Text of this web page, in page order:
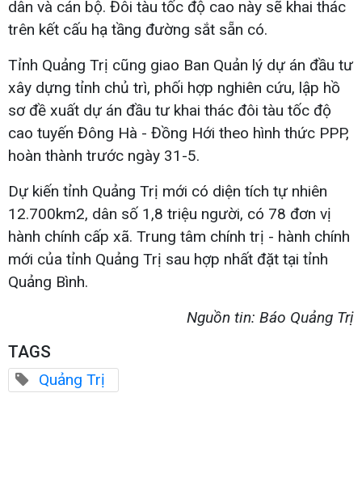
dân và cán bộ. Đôi tàu tốc độ cao này sẽ khai thác
trên kết cấu hạ tầng đường sắt sẵn có.
Tỉnh Quảng Trị cũng giao Ban Quản lý dự án đầu tư
xây dựng tỉnh chủ trì, phối hợp nghiên cứu, lập hồ
sơ đề xuất dự án đầu tư khai thác đôi tàu tốc độ
cao tuyến Đông Hà - Đồng Hới theo hình thức PPP,
hoàn thành trước ngày 31-5.
Dự kiến tỉnh Quảng Trị mới có diện tích tự nhiên
12.700km2, dân số 1,8 triệu người, có 78 đơn vị
hành chính cấp xã. Trung tâm chính trị - hành chính
mới của tỉnh Quảng Trị sau hợp nhất đặt tại tỉnh
Quảng Bình.
Nguồn tin: Báo Quảng Trị
TAGS
Quảng Trị